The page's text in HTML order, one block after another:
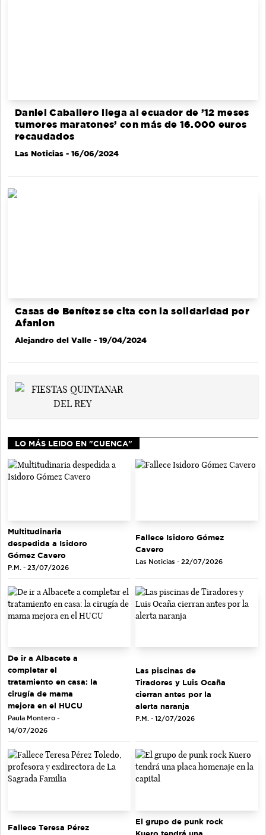
Daniel Caballero llega al ecuador de ’12 meses
tumores maratones’ con más de 16.000 euros
recaudados
Las Noticias - 16/06/2024
Casas de Benítez se cita con la solidaridad por
Afanion
Alejandro del Valle - 19/04/2024
LO MÁS LEIDO EN "CUENCA"
Multitudinaria
despedida a Isidoro
Gómez Cavero
P.M. - 23/07/2026
Fallece Isidoro Gómez
Cavero
Las Noticias - 22/07/2026
De ir a Albacete a
completar el
tratamiento en casa: la
cirugía de mama
mejora en el HUCU
Paula Montero -
14/07/2026
Las piscinas de
Tiradores y Luis Ocaña
cierran antes por la
alerta naranja
P.M. - 12/07/2026
Fallece Teresa Pérez
El grupo de punk rock
Kuero tendrá una